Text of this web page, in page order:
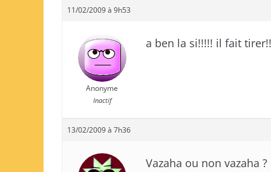
11/02/2009 à 9h53
Anonyme
Inactif
a ben la si!!!!! il fait
13/02/2009 à 7h36
Vazaha ou non vazaha